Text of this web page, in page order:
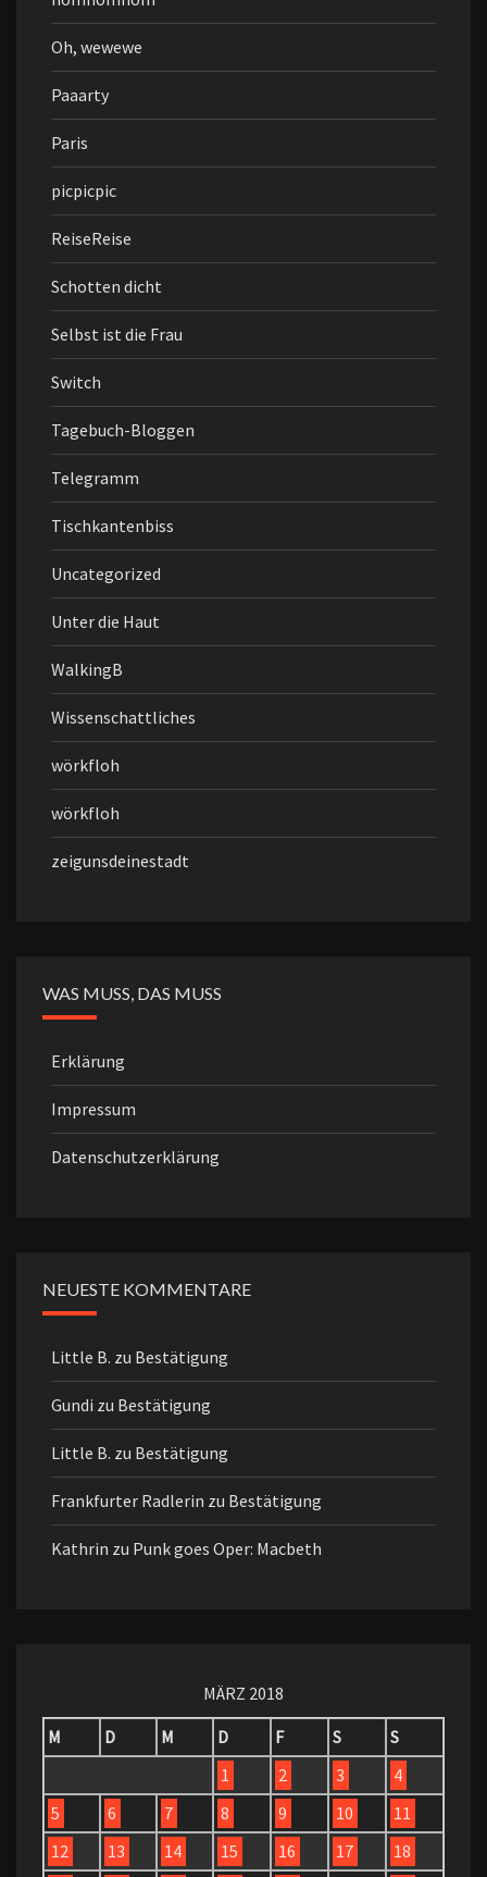
Oh, wewewe
Paaarty
Paris
picpicpic
ReiseReise
Schotten dicht
Selbst ist die Frau
Switch
Tagebuch-Bloggen
Telegramm
Tischkantenbiss
Uncategorized
Unter die Haut
WalkingB
Wissenschattliches
wörkfloh
wörkfloh
zeigunsdeinestadt
WAS MUSS, DAS MUSS
Erklärung
Impressum
Datenschutzerklärung
NEUESTE KOMMENTARE
Little B. zu Bestätigung
Gundi zu Bestätigung
Little B. zu Bestätigung
Frankfurter Radlerin zu Bestätigung
Kathrin zu Punk goes Oper: Macbeth
MÄRZ 2018
M
D M D F S
S
1
2 3
4
5
6 7 8 9 10
11
12
13 14 15 16 17
18